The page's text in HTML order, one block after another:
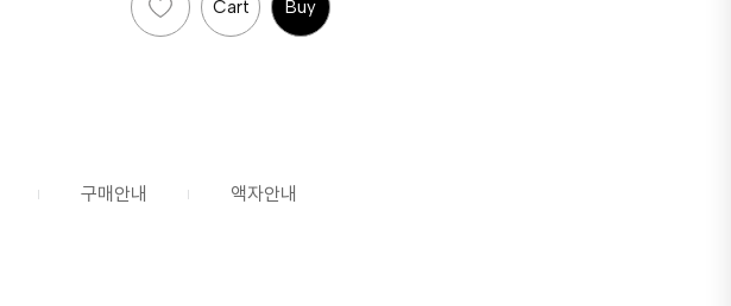
Cart Buy
구매안내 액자안내